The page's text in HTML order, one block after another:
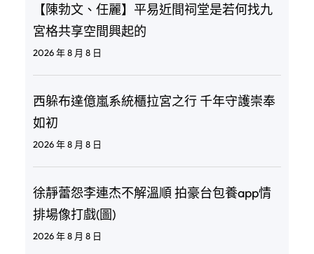
【陳勃文、任麗】平易近間祠堂是若何找九
宮格共享空間興起的
2026 年 8 月 8 日
西躲布達億嵐系統櫃拉宮之行 千年守護崇奉
如初
2026 年 8 月 8 日
徐靜蕾怨李連杰不解溫順 拍豪台包養app情
排場像打戲(圖)
2026 年 8 月 8 日